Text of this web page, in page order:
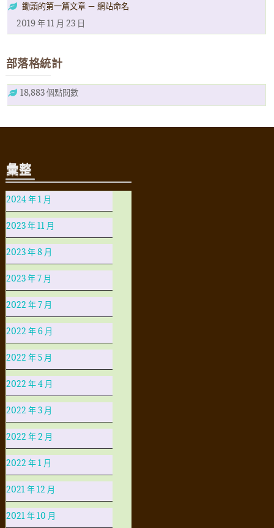
鋤頭的第一篇文章 － 網站命名
2019 年 11 月 23 日
部落格統計
18,883 個點閱數
彙整
2024 年 1 月
2023 年 11 月
2023 年 8 月
2023 年 7 月
2022 年 7 月
2022 年 6 月
2022 年 5 月
2022 年 4 月
2022 年 3 月
2022 年 2 月
2022 年 1 月
2021 年 12 月
2021 年 10 月